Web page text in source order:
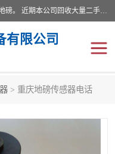
本公司常年出售回收二手地磅，回收出售二手地磅。 近期本公司回收大量二手地磅，型号齐全，宽度从2米到3.5米，长度5米到25米，承重吨位从10到200吨，成色7—9成新。 ? 使用年限6个月至2年，产品来源于个人闲置品，工矿企业停用品，因小换大而来。 精准度和新的一样， 二手地磅是内行人的选择，打个电话就省钱朋友您好等什么
有限公司
> 重庆地磅传感器电话
纸打包机